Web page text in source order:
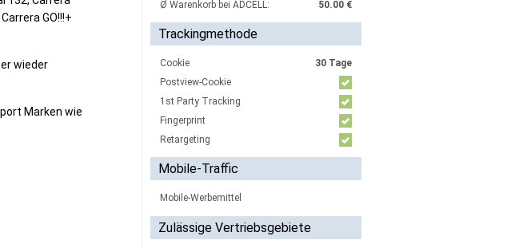
GO!!!+
wieder
Marken wie
Ø Warenkorb bei ADCELL: 50.00 €
Trackingmethode
Cookie
30 Tage
Postview-Cookie
1st Party Tracking
Fingerprint
Retargeting
Mobile-Traffic
Mobile-Werbemittel
Zulässige Vertriebsgebiete